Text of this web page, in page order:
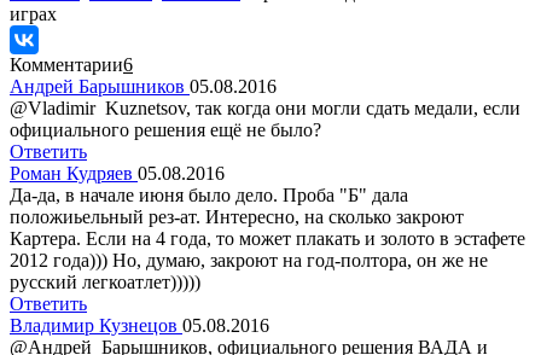
играх
Комментарии6
Андрей Барышников 05.08.2016
@Vladimir Kuznetsov, так когда они могли сдать медали, если
официального решения ещё не было?
Ответить
Роман Кудряев 05.08.2016
Да-да, в начале июня было дело. Проба "Б" дала
положиьельный рез-ат. Интересно, на сколько закроют
Картера. Если на 4 года, то может плакать и золото в эстафете
2012 года))) Но, думаю, закроют на год-полтора, он же не
русский легкоатлет)))))
Ответить
Владимир Кузнецов 05.08.2016
@Андрей Барышников, официального решения ВАДА и